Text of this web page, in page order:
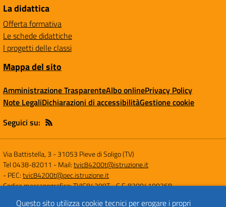
La didattica
Offerta formativa
Le schede didattiche
I progetti delle classi
Mappa del sito
Amministrazione TrasparenteAlbo onlinePrivacy Policy
Note LegaliDichiarazioni di accessibilitàGestione cookie
Seguici su:
Via Battistella, 3 -31053 Pieve di Soligo (TV)
Tel 0438-82011 - Mail:tvic84200t@istruzione.it
- PEC:tvic84200t@pec.istruzione.it
Codice meccanografico: TVIC84200T- C.F. 82004190268
Questo sito utilizza cookie tecnici per erogare i propri